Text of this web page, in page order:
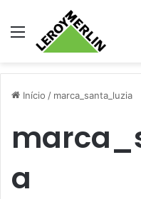
Menu
Início / marca_santa_luzia
a